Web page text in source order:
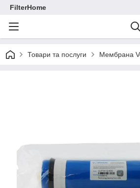
FilterHome
Товари та послуги Мембрана